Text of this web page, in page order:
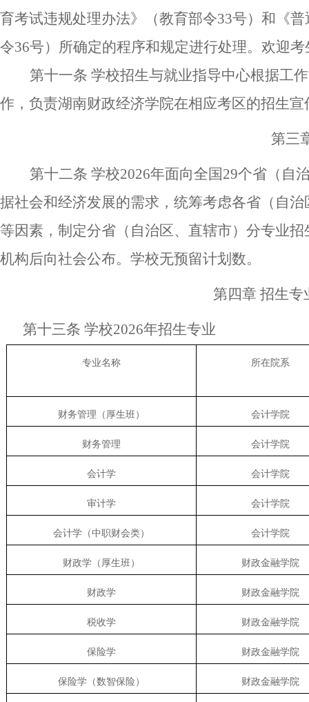
育考试违规处理办法》（教育部令33号）和《
令36号）所确定的程序和规定进行处理。欢迎
第十一条 学校招生与就业指导中心根据工
作，负责湖南财政经济学院在相应考区的招生
第三
第十二条 学校2026年面向全国29个省 （ 自
据社会和经济发展的需求，统筹考虑各省 （ 自治
等因素，制定分省 （ 自治区、直辖市） 分专业招
机构后向社会公布。 学校无预留计划数。
第四章 招生专
第十三条 学校2026年招生专业
专业名称 所在院系
财务管理（厚生班） 会计学院
财务管理 会计学院
会计学 会计学院
审计学 会计学院
会计学（中职财会类） 会计学院
财政学（厚生班） 财政金融学院
财政学 财政金融学院
税收学 财政金融学院
保险学 财政金融学院
保险学（数智保险） 财政金融学院